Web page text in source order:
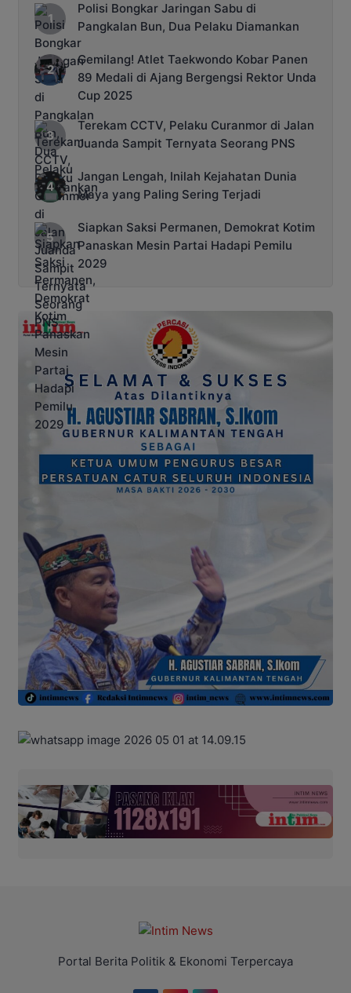
Polisi Bongkar Jaringan Sabu di
Pangkalan Bun, Dua Pelaku Diamankan
Gemilang! Atlet Taekwondo Kobar Panen
89 Medali di Ajang Bergengsi Rektor Unda
Cup 2025
Terekam CCTV, Pelaku Curanmor di Jalan
Juanda Sampit Ternyata Seorang PNS
Jangan Lengah, Inilah Kejahatan Dunia
Maya yang Paling Sering Terjadi
Siapkan Saksi Permanen, Demokrat Kotim
Panaskan Mesin Partai Hadapi Pemilu
2029
Portal Berita Politik & Ekonomi Terpercaya